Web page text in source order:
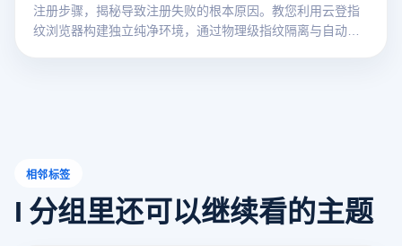
注册步骤，揭秘导致注册失败的根本原因。教您利用云登指
纹浏览器构建独立纯净环境，通过物理级指纹隔离与自动化
相邻标签
I 分组里还可以继续看的主题